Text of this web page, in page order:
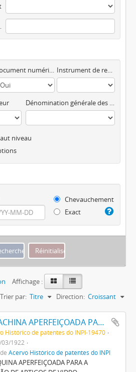
Document numérique disponible Instrument de recherche
Dénomination générale des documents
niveau
Chevauchement
Exact
Affichage :
Trier par: Titre Direction: Croissant
UMA MACHINA APERFEIÇOADA PARA A FABRICAÇÃO DE ARTIGOS DE VIDRO
Histórico de patentes do INPI-19470
03/1922
Acervo Histórico de patentes do INPI
APERFEIÇOADA PARA A